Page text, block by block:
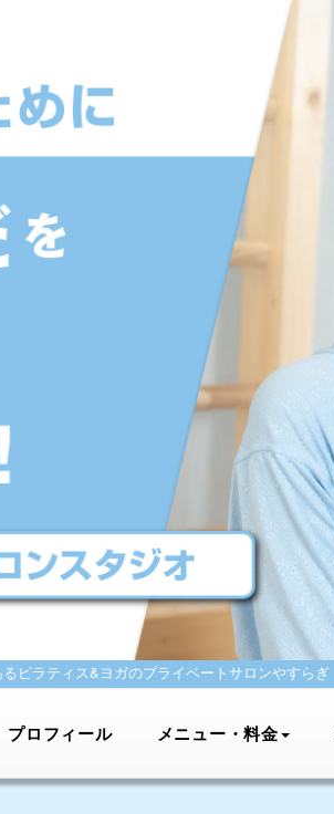
ピラティス&ヨガのプライベートサロンやすらぎ
プロフィール メニュー・料金